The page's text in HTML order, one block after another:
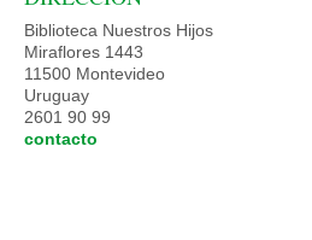
Biblioteca Nuestros Hijos
Miraflores 1443
11500 Montevideo
Uruguay
2601 90 99
contacto